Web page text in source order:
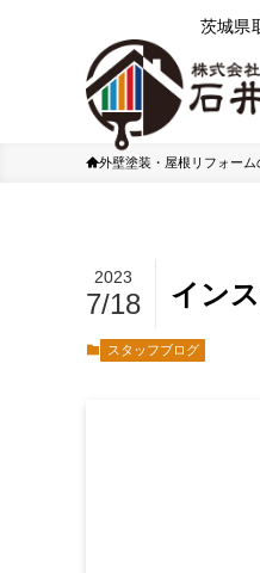
茨城県
外壁塗装・屋根リフォーム
イン
2023
7/18
スタッフブログ